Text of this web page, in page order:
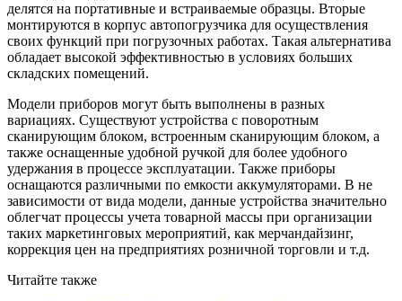
делятся на портативные и встраиваемые образцы. Вторые
монтируются в корпус автопогрузчика для осуществления
своих функций при погрузочных работах. Такая альтернатива
обладает высокой эффективностью в условиях больших
складских помещений.
Модели приборов могут быть выполнены в разных
вариациях. Существуют устройства с поворотным
сканирующим блоком, встроенным сканирующим блоком, а
также оснащенные удобной ручкой для более удобного
удержания в процессе эксплуатации. Также приборы
оснащаются различными по емкости аккумуляторами. В не
зависимости от вида модели, данные устройства значительно
облегчат процессы учета товарной массы при организации
таких маркетинговых мероприятий, как мерчандайзинг,
коррекция цен на предприятиях розничной торговли и т.д.
Читайте также